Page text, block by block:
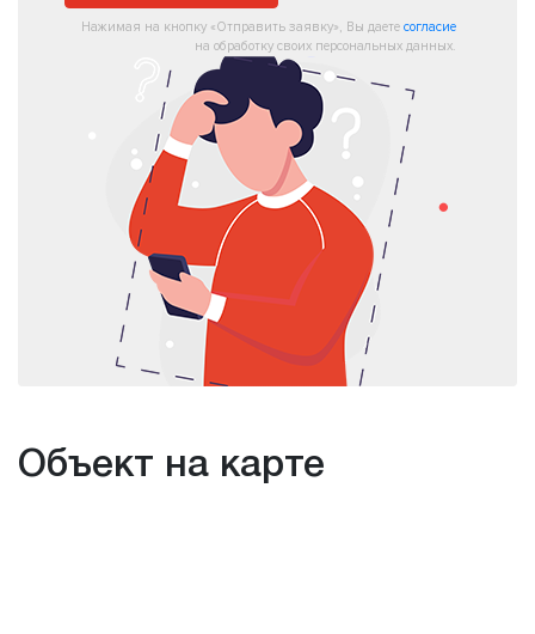
Нажимая на кнопку «Отправить заявку», Вы даете согласие
на обработку своих персональных данных.
Объект на карте